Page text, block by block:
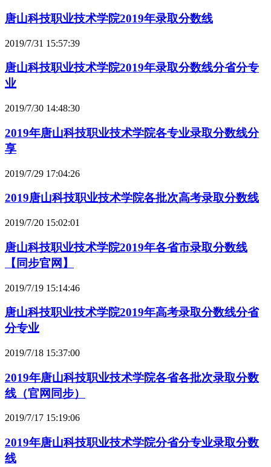
唐山科技职业技术学院2019年录取分数线
2019/7/31 15:57:39
唐山科技职业技术学院2019年录取分数线分省分专
业
2019/7/30 14:48:30
2019年唐山科技职业技术学院各专业录取分数线分
享
2019/7/29 17:04:26
2019唐山科技职业技术学院各批次高考录取分数线
2019/7/20 15:02:01
唐山科技职业技术学院2019年各省市录取分数线
【同步官网】
2019/7/19 15:14:46
唐山科技职业技术学院2019年高考录取分数线分省
分专业
2019/7/18 15:37:00
2019年唐山科技职业技术学院各省各批次录取分数
线（官网同步）
2019/7/17 15:19:06
2019年唐山科技职业技术学院分省分专业录取分数
线